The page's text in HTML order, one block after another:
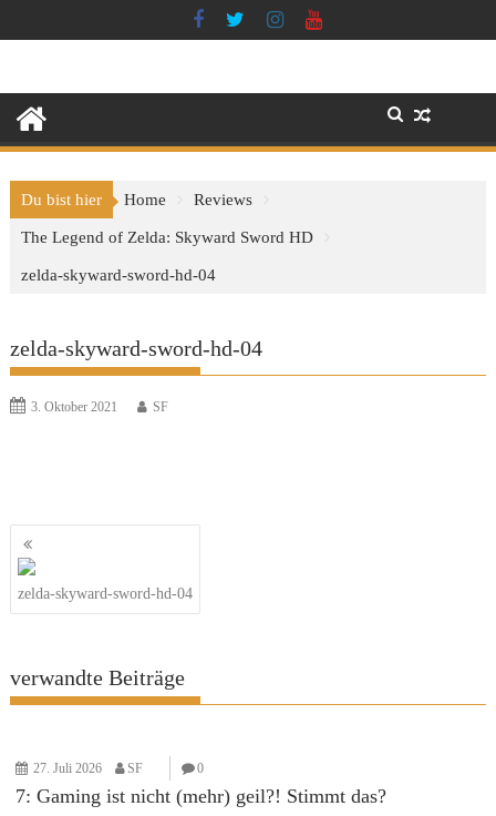
to
Du bist hier Home Reviews
The Legend of Zelda: Skyward Sword HD
zelda-skyward-sword-hd-04
zelda-skyward-sword-hd-04
3. Oktober 2021 SF
Beitragsnavigation
zelda-skyward-sword-hd-04
verwandte Beiträge
27. Juli 2026 SF 0
7: Gaming ist nicht (mehr) geil?! Stimmt das?